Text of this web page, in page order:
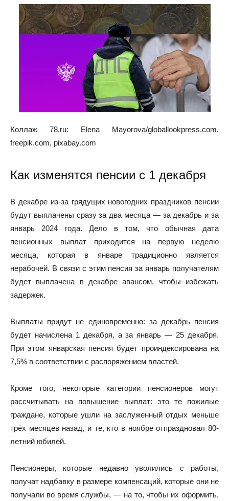
Коллаж 78.ru: Elena Mayorova/globallookpress.com,
freepik.com, pixabay.com
Как изменятся пенсии с 1 декабря
В декабре из-за грядущих новогодних праздников пенсии
будут выплачены сразу за два месяца — за декабрь и за
январь 2024 года. Дело в том, что обычная дата
пенсионных выплат приходится на первую неделю
месяца, которая в январе традиционно является
нерабочей. В связи с этим пенсия за январь получателям
будет выплачена в декабре авансом, чтобы избежать
задержек.
Выплаты придут не единовременно: за декабрь пенсия
будет начислена 1 декабря, а за январь — 25 декабря.
При этом январская пенсия будет проиндексирована на
7,5% в соответствии с распоряжением властей.
Кроме того, некоторые категории пенсионеров могут
рассчитывать на повышение выплат: это те пожилые
граждане, которые ушли на заслуженный отдых меньше
трёх месяцев назад, и те, кто в ноябре отпраздновал 80-
летний юбилей.
Пенсионеры, которые недавно уволились с работы,
получат надбавку в размере компенсаций, которые они не
получали во время службы, — на то, чтобы их оформить,